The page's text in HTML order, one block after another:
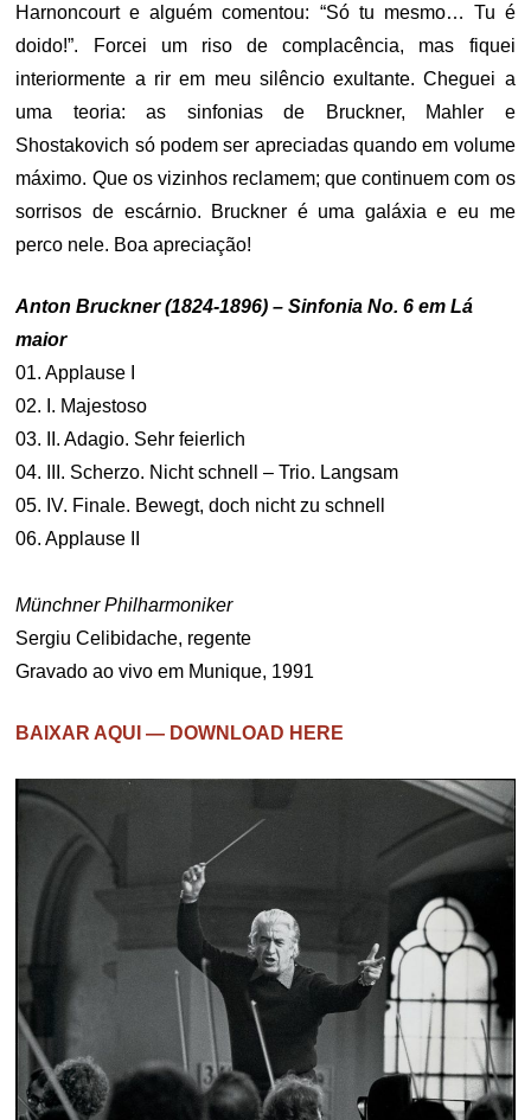
Harnoncourt e alguém comentou: “Só tu mesmo… Tu é
doido!”. Forcei um riso de complacência, mas fiquei
interiormente a rir em meu silêncio exultante. Cheguei a
uma teoria: as sinfonias de Bruckner, Mahler e
Shostakovich só podem ser apreciadas quando em volume
máximo. Que os vizinhos reclamem; que continuem com os
sorrisos de escárnio. Bruckner é uma galáxia e eu me
perco nele. Boa apreciação!
Anton Bruckner (1824-1896) – Sinfonia No. 6 em Lá
maior
01. Applause I
02. I. Majestoso
03. II. Adagio. Sehr feierlich
04. III. Scherzo. Nicht schnell – Trio. Langsam
05. IV. Finale. Bewegt, doch nicht zu schnell
06. Applause II
Münchner Philharmoniker
Sergiu Celibidache, regente
Gravado ao vivo em Munique, 1991
BAIXAR AQUI — DOWNLOAD HERE